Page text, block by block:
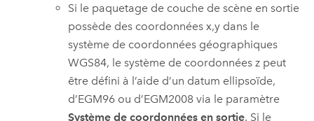
Si le paquetage de couche de scène en sortie
possède des coordonnées x,y dans le
système de coordonnées géographiques
WGS84, le système de coordonnées z peut
être défini à l’aide d’un datum ellipsoïde,
d’EGM96 ou d’EGM2008 via le paramètre
Système de coordonnées en sortie. Si le